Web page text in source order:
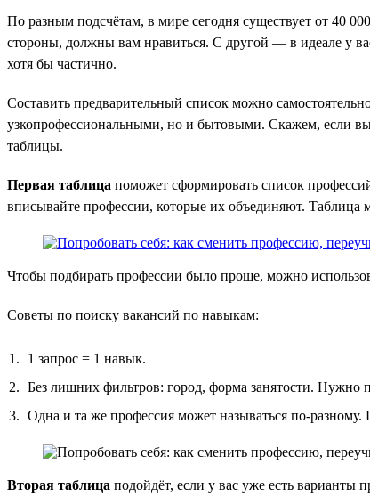
По разным подсчётам, в мире сегодня существует от 40
стороны, должны вам нравиться. С другой — в идеале у
хотя бы частично.
Составить предварительный список можно
узкопрофессиональными, но и бытовыми. Скажем, если вы
таблицы.
Первая таблица поможет сформировать список
вписывайте профессии, которые их объединяют. Таблица
Чтобы подбирать профессии было проще, можно
Советы по поиску вакансий по навыкам:
1 запрос = 1 навык.
Без лишних фильтров: город, форма занятости. Нужно
Одна и та же профессия может называться по-
Вторая таблица подойдёт, если у вас уже есть варианты